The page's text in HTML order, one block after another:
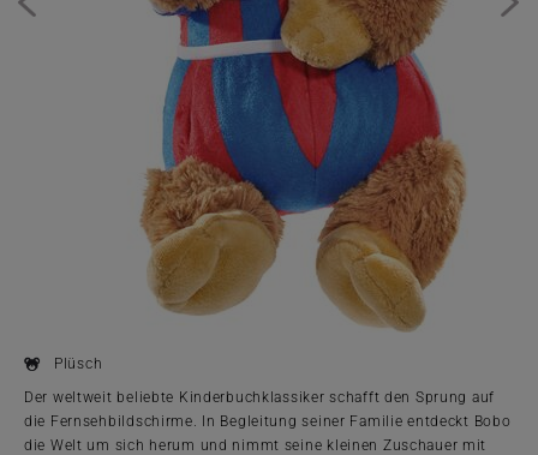
Plüsch
Der weltweit beliebte Kinderbuchklassiker schafft den Sprung auf
die Fernsehbildschirme. In Begleitung seiner Familie entdeckt Bobo
die Welt um sich herum und nimmt seine kleinen Zuschauer mit